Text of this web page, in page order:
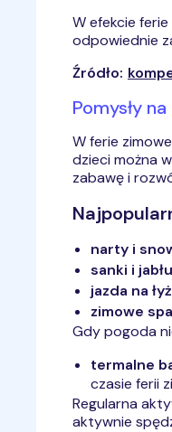
W efekcie
odpowiednie
Źródło:
Pomysły
W ferie
dzieci można
zabawę i
narty i
sanki i
jazda na
zimowe
Gdy pogoda
termalne
czasie ferii
Regularna
aktywnie